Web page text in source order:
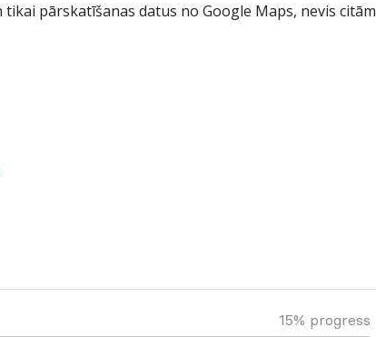
pārskatīšanas datus no Google Maps, nevis citām